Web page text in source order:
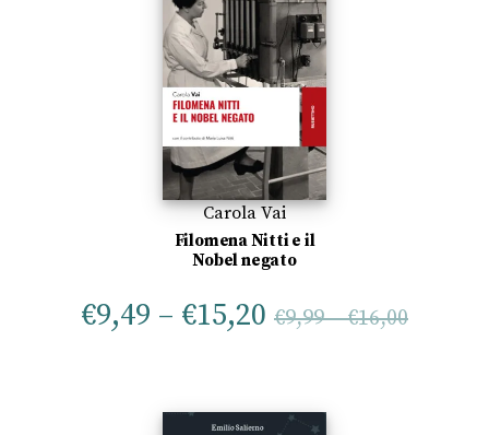
Carola Vai
Filomena Nitti e il
Nobel negato
€9,49 – €15,20 €9,99–€16,00